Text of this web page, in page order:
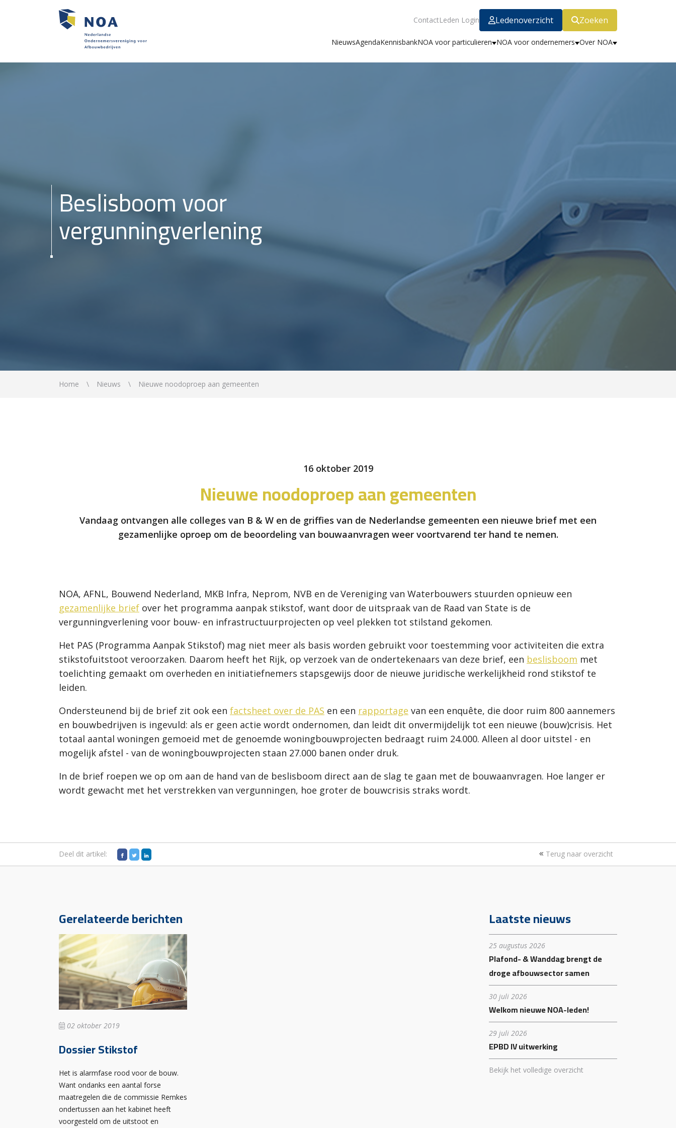
ContactLeden Login Ledenoverzicht Zoeken
NieuwsAgendaKennisbankNOA voor particulieren NOA voor ondernemers Over NOA
Beslisboom voor
vergunningverlening
Home Nieuws Nieuwe noodoproep aan gemeenten
16 oktober 2019
Nieuwe noodoproep aan gemeenten
Vandaag ontvangen alle colleges van B & W en de griffies van de Nederlandse gemeenten een nieuwe brief met een
gezamenlijke oproep om de beoordeling van bouwaanvragen weer voortvarend ter hand te nemen.
NOA, AFNL, Bouwend Nederland, MKB Infra, Neprom, NVB en de Vereniging van Waterbouwers stuurden opnieuw een
gezamenlijke brief over het programma aanpak stikstof, want door de uitspraak van de Raad van State is de
vergunningverlening voor bouw- en infrastructuurprojecten op veel plekken tot stilstand gekomen.
Het PAS (Programma Aanpak Stikstof) mag niet meer als basis worden gebruikt voor toestemming voor activiteiten die extra
stikstofuitstoot veroorzaken. Daarom heeft het Rijk, op verzoek van de ondertekenaars van deze brief, een beslisboom met
toelichting gemaakt om overheden en initiatiefnemers stapsgewijs door de nieuwe juridische werkelijkheid rond stikstof te
leiden.
Ondersteunend bij de brief zit ook een factsheet over de PAS en een rapportage van een enquête, die door ruim 800 aannemers
en bouwbedrijven is ingevuld: als er geen actie wordt ondernomen, dan leidt dit onvermijdelijk tot een nieuwe (bouw)crisis. Het
totaal aantal woningen gemoeid met de genoemde woningbouwprojecten bedraagt ruim 24.000. Alleen al door uitstel - en
mogelijk afstel - van de woningbouwprojecten staan 27.000 banen onder druk.
In de brief roepen we op om aan de hand van de beslisboom direct aan de slag te gaan met de bouwaanvragen. Hoe langer er
wordt gewacht met het verstrekken van vergunningen, hoe groter de bouwcrisis straks wordt.
Deel dit artikel: Terug naar overzicht
Gerelateerde berichten
02 oktober 2019
Dossier Stikstof
Het is alarmfase rood voor de bouw.
Want ondanks een aantal forse
maatregelen die de commissie Remkes
ondertussen aan het kabinet heeft
voorgesteld om de uitstoot en
Laatste nieuws
25 augustus 2026
Plafond- & Wanddag brengt de
droge afbouwsector samen
30 juli 2026
Welkom nieuwe NOA-leden!
29 juli 2026
EPBD IV uitwerking
Bekijk het volledige overzicht